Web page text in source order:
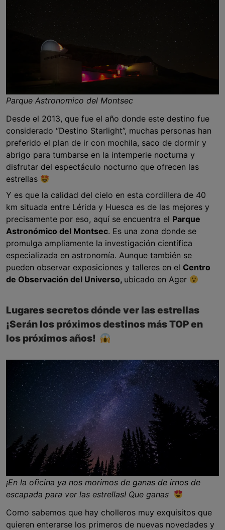
Parque Astronomico del Montsec
Desde el 2013, que fue el año donde este destino fue
considerado “Destino Starlight”, muchas personas han
preferido el plan de ir con mochila, saco de dormir y
abrigo para tumbarse en la intemperie nocturna y
disfrutar del espectáculo nocturno que ofrecen las
estrellas
Y es que la calidad del cielo en esta cordillera de 40
km situada entre Lérida y Huesca es de las mejores y
precisamente por eso, aquí se encuentra el Parque
Astronómico del Montsec. Es una zona donde se
promulga ampliamente la investigación científica
especializada en astronomía. Aunque también se
pueden observar exposiciones y talleres en el Centro
de Observación del Universo, ubicado en Ager
Lugares secretos dónde ver las estrellas
¡Serán los próximos destinos más TOP en
los próximos años!
¡En la oficina ya nos morimos de ganas de irnos de
escapada para ver las estrellas! Que ganas
Como sabemos que hay cholleros muy exquisitos que
quieren enterarse los primeros de nuevas novedades y